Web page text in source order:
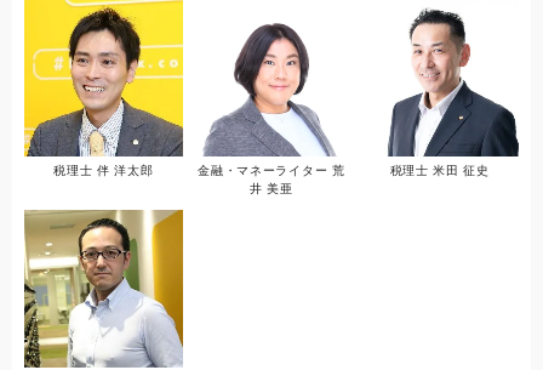
税理士 伴 洋太郎
金融・マネーライター 荒
井 美亜
税理士 米田 征史